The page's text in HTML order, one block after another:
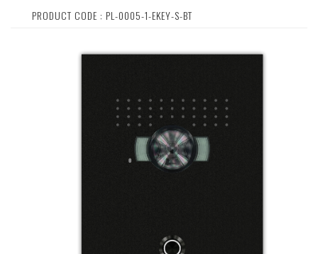
PRODUCT CODE : PL-0005-1-EKEY-S-BT